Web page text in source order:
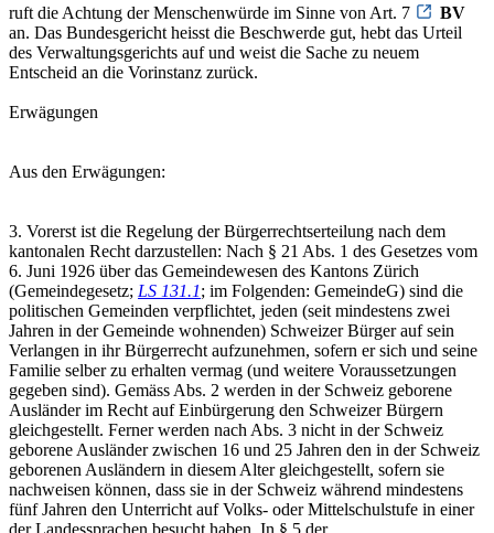
ruft die Achtung der Menschenwürde im Sinne von Art. 7
BV
an. Das Bundesgericht heisst die Beschwerde gut, hebt das Urteil
des Verwaltungsgerichts auf und weist die Sache zu neuem
Entscheid an die Vorinstanz zurück.
Erwägungen
Aus den Erwägungen:
3. Vorerst ist die Regelung der Bürgerrechtserteilung nach dem
kantonalen Recht darzustellen: Nach § 21 Abs. 1 des Gesetzes vom
6. Juni 1926 über das Gemeindewesen des Kantons Zürich
(Gemeindegesetz; LS 131.1; im Folgenden: GemeindeG) sind die
politischen Gemeinden verpflichtet, jeden (seit mindestens zwei
Jahren in der Gemeinde wohnenden) Schweizer Bürger auf sein
Verlangen in ihr Bürgerrecht aufzunehmen, sofern er sich und seine
Familie selber zu erhalten vermag (und weitere Voraussetzungen
gegeben sind). Gemäss Abs. 2 werden in der Schweiz geborene
Ausländer im Recht auf Einbürgerung den Schweizer Bürgern
gleichgestellt. Ferner werden nach Abs. 3 nicht in der Schweiz
geborene Ausländer zwischen 16 und 25 Jahren den in der Schweiz
geborenen Ausländern in diesem Alter gleichgestellt, sofern sie
nachweisen können, dass sie in der Schweiz während mindestens
fünf Jahren den Unterricht auf Volks- oder Mittelschulstufe in einer
der Landessprachen besucht haben. In § 5 der